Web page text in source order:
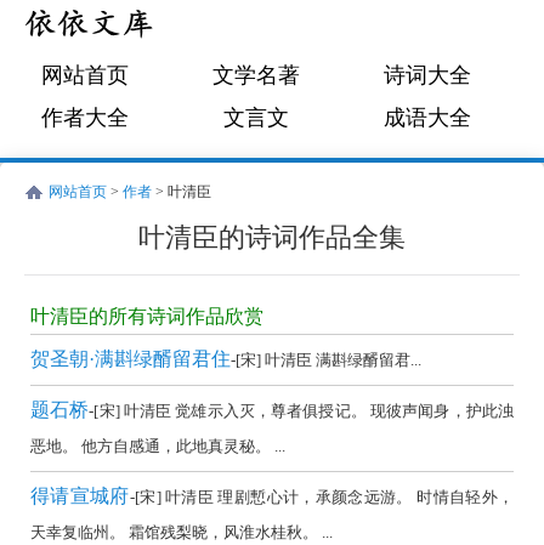
网站首页 文学名著
诗词大全
作者大全
文言文 成语大全
网站首页 > 作者 > 叶清臣
叶清臣的诗词作品全集
叶
清
臣
的
诗
词
作
品
叶清臣的所有诗词作品欣赏
贺圣朝·满斟绿醑留君住-[宋] 叶清臣 满斟绿醑留君...
题石桥-[宋] 叶清臣 觉雄示入灭，尊者俱授记。 现彼声闻身，护此浊
恶地。 他方自感通，此地真灵秘。 ...
得请宣城府-[宋] 叶清臣 理剧慙心计，承颜念远游。 时情自轻外，
天幸复临州。 霜馆残梨晓，风淮水桂秋。 ...